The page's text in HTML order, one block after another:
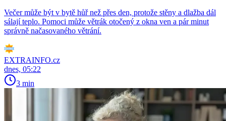
Večer může být v bytě hůř než přes den, protože stěny a dlažba dál
sálají teplo. Pomoci může větrák otočený z okna ven a pár minut
správně načasovaného větrání.
EXTRAINFO.cz
dnes, 05:22
3 min